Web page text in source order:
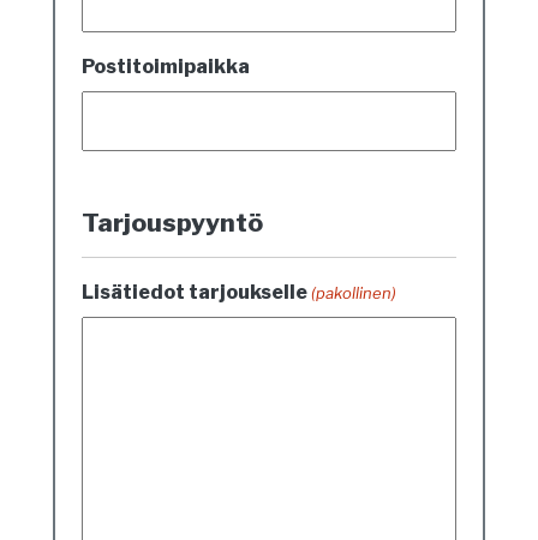
Postitoimipaikka
Tarjouspyyntö
Lisätiedot tarjoukselle (pakollinen)